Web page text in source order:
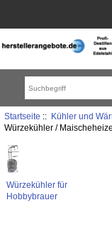
Startseite :: Kühler und
Würzekühler /
Würzekühler für
Hobbybrauer